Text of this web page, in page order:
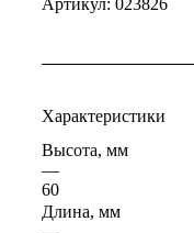
Артикул: 023826
Характеристики
Высота, мм
—
60
Длина, мм